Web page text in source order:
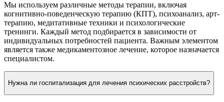
Мы используем различные методы терапии, включая
когнитивно-поведенческую терапию (КПТ), психоанализ, арт-
терапию, медитативные техники и психологические
тренинги. Каждый метод подбирается в зависимости от
индивидуальных потребностей пациента. Важным элементом
является также медикаментозное лечение, которое назначается
специалистом.
Нужна ли госпитализация для лечения психических расстройств?